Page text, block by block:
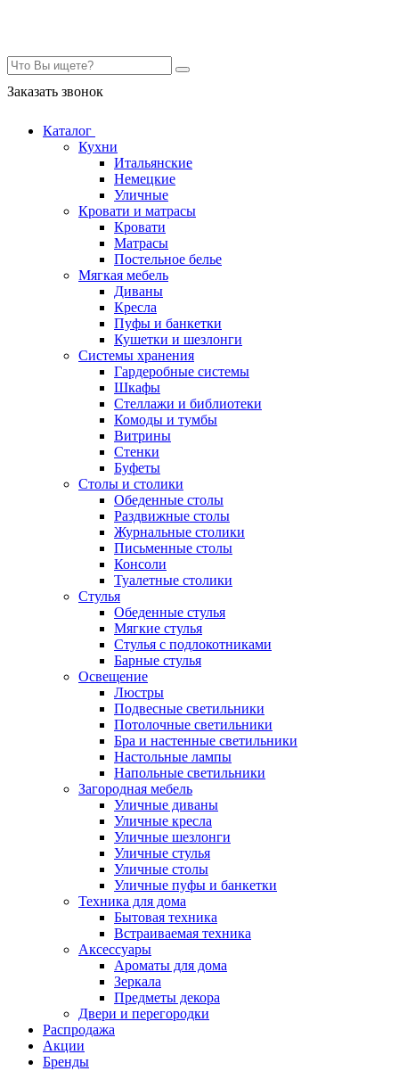
Заказать звонок
Каталог
Кухни
Итальянские
Немецкие
Уличные
Кровати и матрасы
Кровати
Матрасы
Постельное белье
Мягкая мебель
Диваны
Кресла
Пуфы и банкетки
Кушетки и шезлонги
Системы хранения
Гардеробные системы
Шкафы
Стеллажи и библиотеки
Комоды и тумбы
Витрины
Стенки
Буфеты
Столы и столики
Обеденные столы
Раздвижные столы
Журнальные столики
Письменные столы
Консоли
Туалетные столики
Стулья
Обеденные стулья
Мягкие стулья
Стулья с подлокотниками
Барные стулья
Освещение
Люстры
Подвесные светильники
Потолочные светильники
Бра и настенные светильники
Настольные лампы
Напольные светильники
Загородная мебель
Уличные диваны
Уличные кресла
Уличные шезлонги
Уличные стулья
Уличные столы
Уличные пуфы и банкетки
Техника для дома
Бытовая техника
Встраиваемая техника
Аксессуары
Ароматы для дома
Зеркала
Предметы декора
Двери и перегородки
Распродажа
Акции
Бренды